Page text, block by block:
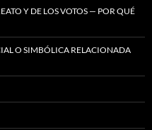
Y DE LOS VOTOS — POR QUÉ
O SIMBÓLICA RELACIONADA